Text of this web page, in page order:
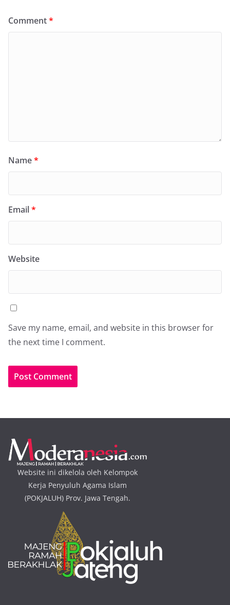
Comment*
Name*
Email*
Website
Save my name, email, and website in this browser for
the next time I comment.
Website ini dikelola oleh Kelompok
Kerja Penyuluh Agama Islam
(POKJALUH) Prov. Jawa Tengah.